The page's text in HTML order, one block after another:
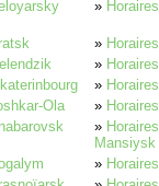
»
»
»
»
Ola »
»
Mansiysk
»